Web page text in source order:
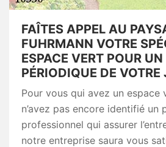
FAÎTES APPEL AU
FUHRMANN VOTRE
ESPACE VERT POUR
PÉRIODIQUE DE VOTRE
Pour vous qui avez un espace
n’avez pas encore identifié un
professionnel qui assurer
notre entreprise saura vous